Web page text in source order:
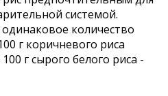
системой.
количество
г коричневого риса
г сырого белого риса -